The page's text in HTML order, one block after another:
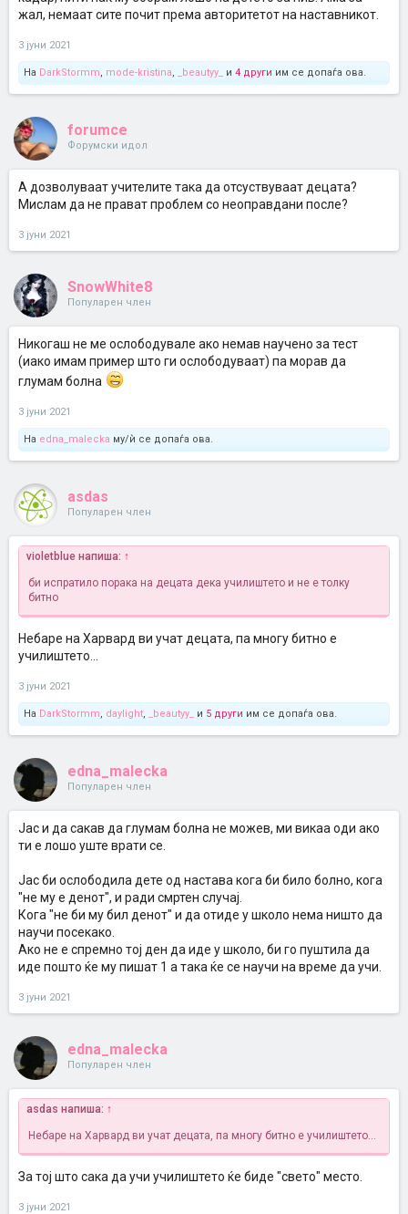
жал, немаат сите почит према авторитетот на наставникот.
3 јуни 2021
На DarkStormm, mode-kristina, _beautyy_ и 4 други им се допаѓа ова.
forumce
Форумски идол
А дозволуваат учителите така да отсуствуваат децата?
Мислам да не прават проблем со неоправдани после?
3 јуни 2021
SnowWhite8
Популарен член
Никогаш не ме ослободувале ако немав научено за тест
(иако имам пример што ги ослободуваат) па морав да
глумам болна
3 јуни 2021
На edna_malecka му/ѝ се допаѓа ова.
asdas
Популарен член
violetblue напиша: ↑
би испратило порака на децата дека училиштето и не е толку
битно
Небаре на Харвард ви учат децата, па многу битно е
училиштето...
3 јуни 2021
На DarkStormm, daylight, _beautyy_ и 5 други им се допаѓа ова.
edna_malecka
Популарен член
Јас и да сакав да глумам болна не можев, ми викаа оди ако
ти е лошо уште врати се.
Јас би ослободила дете од настава кога би било болно, кога
"не му е денот", и ради смртен случај.
Кога "не би му бил денот" и да отиде у школо нема ништо да
научи посекако.
Ако не е спремно тој ден да иде у школо, би го пуштила да
иде пошто ќе му пишат 1 а така ќе се научи на време да учи.
3 јуни 2021
edna_malecka
Популарен член
asdas напиша: ↑
Небаре на Харвард ви учат децата, па многу битно е училиштето...
За тој што сака да учи училиштето ќе биде "свето" место.
3 јуни 2021